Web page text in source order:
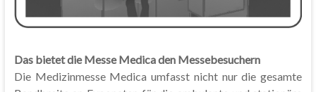
Das bietet die Messe Medica den Messebesuchern
Die Medizinmesse Medica umfasst nicht nur die gesamte